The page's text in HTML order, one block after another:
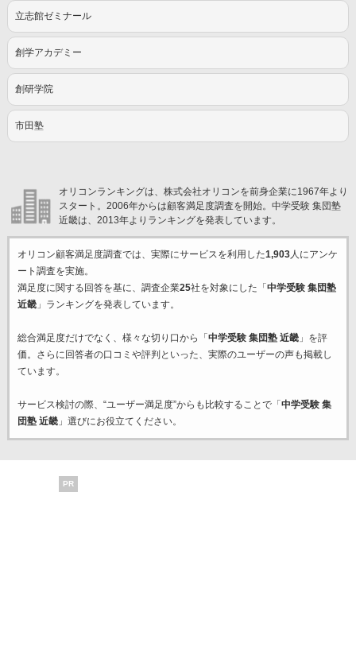
立志館ゼミナール
創学アカデミー
創研学院
市田塾
オリコンランキングは、株式会社オリコンを前身企業に1967年より
スタート。2006年からは顧客満足度調査を開始。中学受験 集団塾
近畿は、2013年よりランキングを発表しています。
オリコン顧客満足度調査では、実際にサービスを利用した1,903人にアンケ
ート調査を実施。
満足度に関する回答を基に、調査企業25社を対象にした「 中学受験 集団塾
近畿」ランキングを発表しています。
総合満足度だけでなく、様々な切り口から「 中学受験 集団塾 近畿」を評
価。さらに回答者の口コミや評判といった、実際のユーザーの声も掲載し
ています。
サービス検討の際、“ユーザー満足度”からも比較することで「 中学受験 集
団塾 近畿」選びにお役立てください。
PR